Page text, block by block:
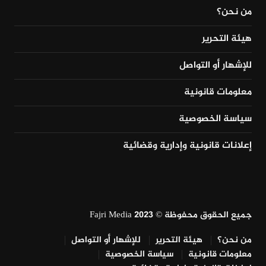
من نحن؟
هيئة التحرير
للإشهار أو التواصل
معلومات قانونية
سياسة الخصوصية
إعلانات قانونية وإدارية وقضائية
جميع الحقوق محفوظة © Fajri Media 2023
من نحن؟
هيئة التحرير
للإشهار أو التواصل
معلومات قانونية
سياسة الخصوصية